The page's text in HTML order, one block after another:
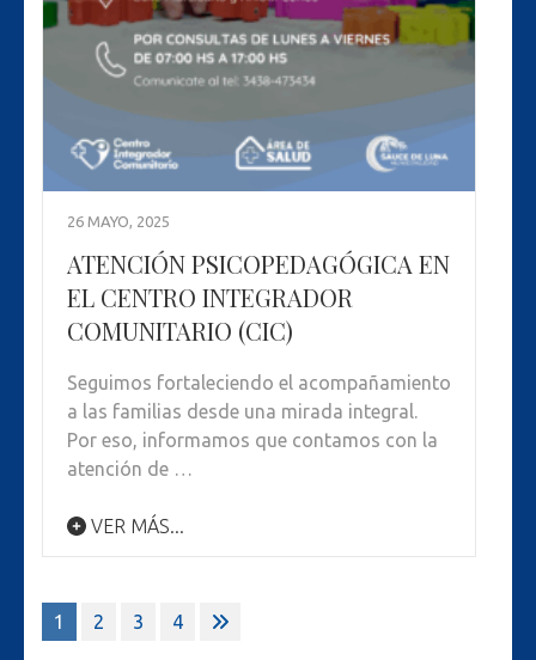
26 MAYO, 2025
ATENCIÓN PSICOPEDAGÓGICA EN
EL CENTRO INTEGRADOR
COMUNITARIO (CIC)
Seguimos fortaleciendo el acompañamiento
a las familias desde una mirada integral.
Por eso, informamos que contamos con la
atención de …
VER MÁS...
Paginación
de
1 2 3 4